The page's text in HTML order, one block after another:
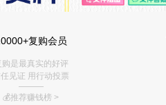
复购会员
购是最真实的好评
见证 用行动投票
———
💰推荐赚钱榜 >